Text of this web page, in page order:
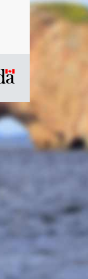
/
du
gouvernement
du